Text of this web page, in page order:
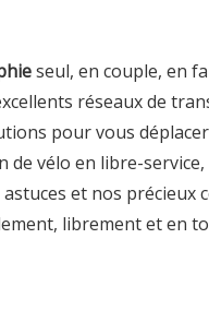
seul, en couple, en
réseaux de
pour vous
vélo en libre-
et nos précieux
librement et en